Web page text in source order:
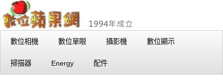
數位相機 數位單眼 攝影機 數位顯示
掃描器 Energy 配件